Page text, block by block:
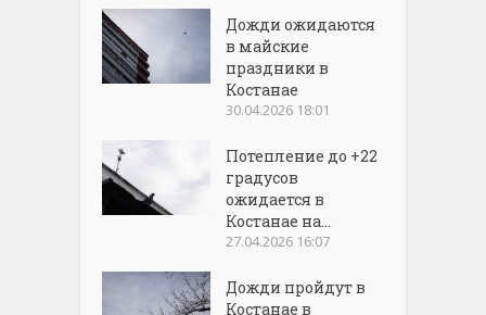
Дожди ожидаются
в майские
праздники в
Костанае
30.04.2026 18:01
Потепление до +22
градусов
ожидается в
Костанае на...
27.04.2026 16:07
Дожди пройдут в
Костанае в